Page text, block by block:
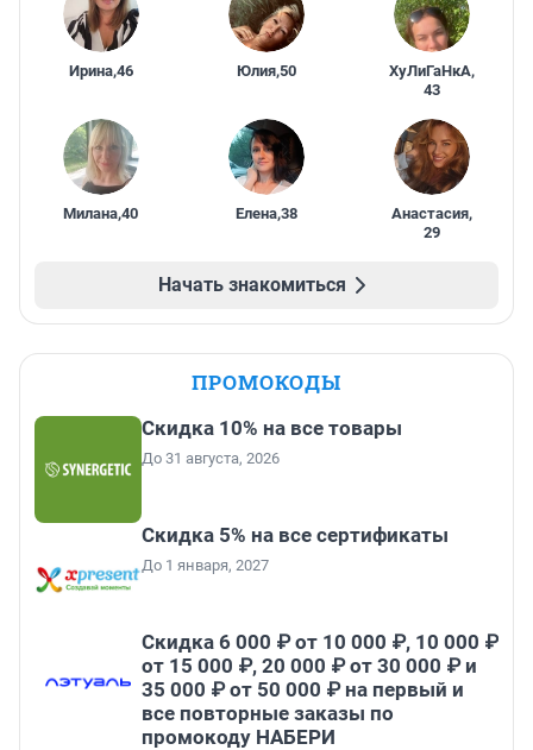
Ирина,46 Юлия,50 ХуЛиГаНкА,
43
Милана,40 Елена,38 Анастасия,
29
Начать знакомиться
ПРОМОКОДЫ
Скидка 10% на все товары
До 31 августа, 2026
Скидка 5% на все сертификаты
До 1 января, 2027
Скидка 6 000 ₽ от 10 000 ₽, 10 000 ₽
от 15 000 ₽, 20 000 ₽ от 30 000 ₽ и
35 000 ₽ от 50 000 ₽ на первый и
все повторные заказы по
промокоду НАБЕРИ